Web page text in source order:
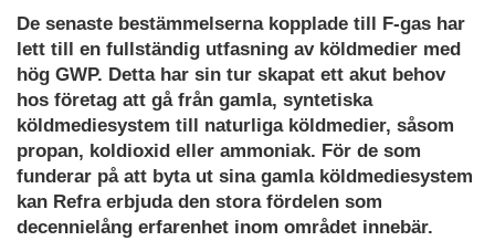
De senaste bestämmelserna kopplade till F-gas har
lett till en fullständig utfasning av köldmedier med
hög GWP. Detta har sin tur skapat ett akut behov
hos företag att gå från gamla, syntetiska
köldmediesystem till naturliga köldmedier, såsom
propan, koldioxid eller ammoniak. För de som
funderar på att byta ut sina gamla köldmediesystem
kan Refra erbjuda den stora fördelen som
decennielång erfarenhet inom området innebär.